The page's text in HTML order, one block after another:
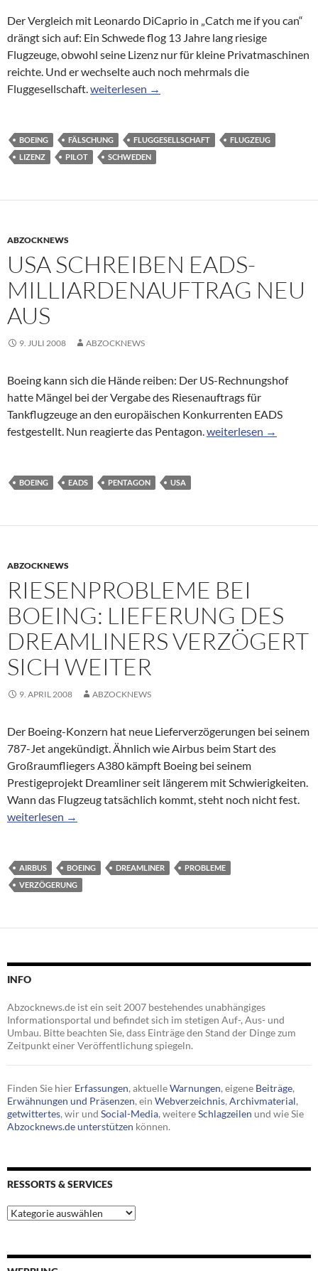
Der Vergleich mit Leonardo DiCaprio in „Catch me if you can“
drängt sich auf: Ein Schwede flog 13 Jahre lang riesige
Flugzeuge, obwohl seine Lizenz nur für kleine Privatmaschinen
reichte. Und er wechselte auch noch mehrmals die
Fluggesellschaft.Boeing statt Cessna: Pilot flog 13 Jahre lang
weiterlesen →
BOEING FÄLSCHUNG FLUGGESELLSCHAFT
FLUGZEUG
LIZENZ
PILOT SCHWEDEN
ABZOCKNEWS
USA SCHREIBEN EADS-
MILLIARDENAUFTRAG NEU
AUS
9. JULI 2008 ABZOCKNEWS
Boeing kann sich die Hände reiben: Der US-Rechnungshof
hatte Mängel bei der Vergabe des Riesenauftrags für
Tankflugzeuge an den europäischen Konkurrenten EADS
festgestellt. Nun reagierte das Pentagon.USA schreiben
weiterlesen →
BOEING EADS PENTAGON USA
ABZOCKNEWS
RIESENPROBLEME BEI
BOEING: LIEFERUNG DES
DREAMLINERS VERZÖGERT
SICH WEITER
9. APRIL 2008 ABZOCKNEWS
Der Boeing-Konzern hat neue Lieferverzögerungen bei seinem
787-Jet angekündigt. Ähnlich wie Airbus beim Start des
Großraumfliegers A380 kämpft Boeing bei seinem
Prestigeprojekt Dreamliner seit längerem mit Schwierigkeiten.
Wann das Flugzeug tatsächlich kommt, steht noch nicht fest.
Riesenprobleme bei Boeing: Lieferung des Dreamliners
weiterlesen →
AIRBUS BOEING DREAMLINER
PROBLEME
VERZÖGERUNG
INFO
Abzocknews.de ist ein seit 2007 bestehendes unabhängiges
Informationsportal und befindet sich im stetigen Auf-, Aus- und
Umbau. Bitte beachten Sie, dass Einträge den Stand der Dinge zum
Zeitpunkt einer Veröffentlichung spiegeln.
Finden Sie hier Erfassungen, aktuelleWarnungen, eigene Beiträge,
Erwähnungen und Präsenzen, ein Webverzeichnis, Archivmaterial,
getwittertes, wir und Social-Media, weitereSchlagzeilen und wie Sie
Abzocknews.de unterstützen können.
RESSORTS & SERVICES
Ressorts
&